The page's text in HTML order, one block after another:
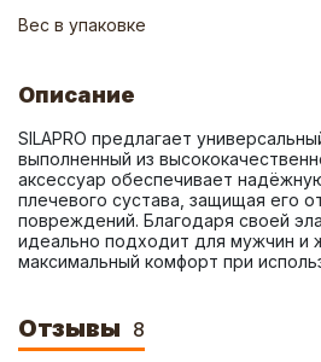
Вес в упаковке
Описание
SILAPRO предлагает
выполненный из
аксессуар обеспечивает
плечевого сустава, защищая его
повреждений. Благодаря своей
идеально подходит для мужчин и
максимальный комфорт при
Отзывы 8